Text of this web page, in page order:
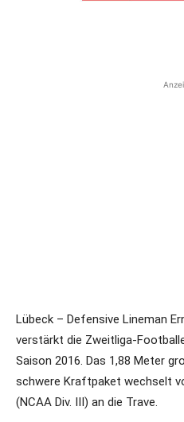
Lübeck – Defensive Lineman
verstärkt die Zweitliga-
Saison 2016. Das 1,88 Meter
schwere Kraftpaket wechselt
(NCAA Div. III) an die Trave.